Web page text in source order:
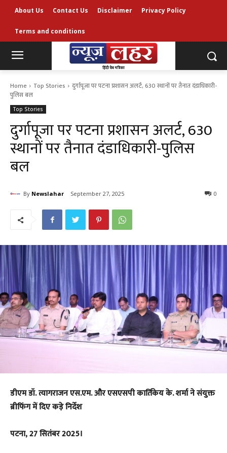
About Us Contact Us Disclaimer Privacy Policy
Terms and conditions
Home Top Stories
दुर्गापूजा पर पटना प्रशासन अलर्ट, 630 स्थानों पर तैनात दंडाधिकारी-
पुलिस बल
Top Stories
दुर्गापूजा पर पटना प्रशासन अलर्ट, 630
स्थानों पर तैनात दंडाधिकारी-पुलिस
बल
By Newslahar September 27, 2025 0
डीएम डॉ. त्यागराजन एस.एम. और एसएसपी कार्तिकेय के. शर्मा ने संयुक्त
ब्रीफिंग में दिए कड़े निर्देश
पटना, 27 सितंबर 2025।